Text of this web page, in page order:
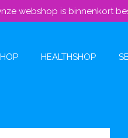
webshop is binnenkort
HEALTHSHOP